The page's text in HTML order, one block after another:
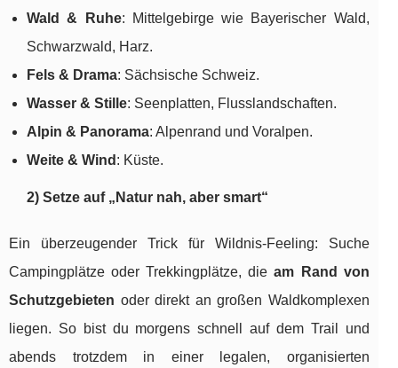
Wald & Ruhe: Mittelgebirge wie Bayerischer Wald,
Schwarzwald, Harz.
Fels & Drama: Sächsische Schweiz.
Wasser & Stille: Seenplatten, Flusslandschaften.
Alpin & Panorama: Alpenrand und Voralpen.
Weite & Wind : Küste.
2) Setze auf „Natur nah, aber smart“
Ein überzeugender Trick für Wildnis-Feeling: Suche
Campingplätze oder Trekkingplätze, dieam Rand von
Schutzgebieten oder direkt an großen Waldkomplexen
liegen. So bist du morgens schnell auf dem Trail und
abends trotzdem in einer legalen, organisierten